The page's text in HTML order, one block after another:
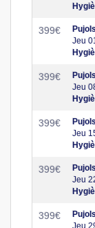
399€
Jeu
399€
Jeu
399€
Jeu
399€
Jeu
399€
Jeu